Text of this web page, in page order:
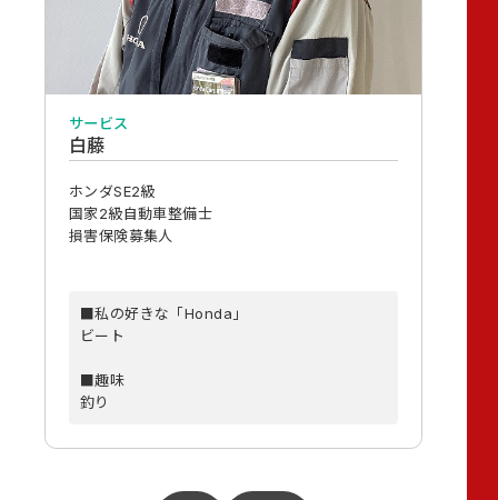
サービス
白藤
ホンダSE2級
国家2級自動車整備士
損害保険募集人
■私の好きな「Honda」
ビート
■趣味
釣り